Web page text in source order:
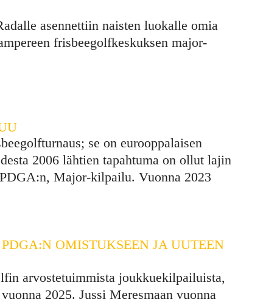
asennettiin naisten luokalle omia
frisbeegolfkeskuksen major-
se on eurooppalaisen
2006 lähtien tapahtuma on ollut lajin
Major-kilpailu. Vuonna 2023
OMISTUKSEEN JA UUTEEN
arvostetuimmista joukkuekilpailuista,
2025. Jussi Meresmaan vuonna